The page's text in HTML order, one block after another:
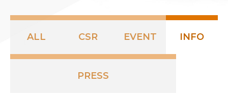
ALL CSR EVENT INFO
PRESS